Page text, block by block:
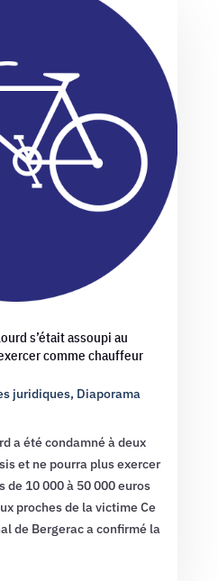
s’était assoupi au
comme chauffeur
juridiques, Diaporama
a été condamné à deux
et ne pourra plus exercer
de 10 000 à 50 000 euros
proches de la victime Ce
de Bergerac a confirmé la